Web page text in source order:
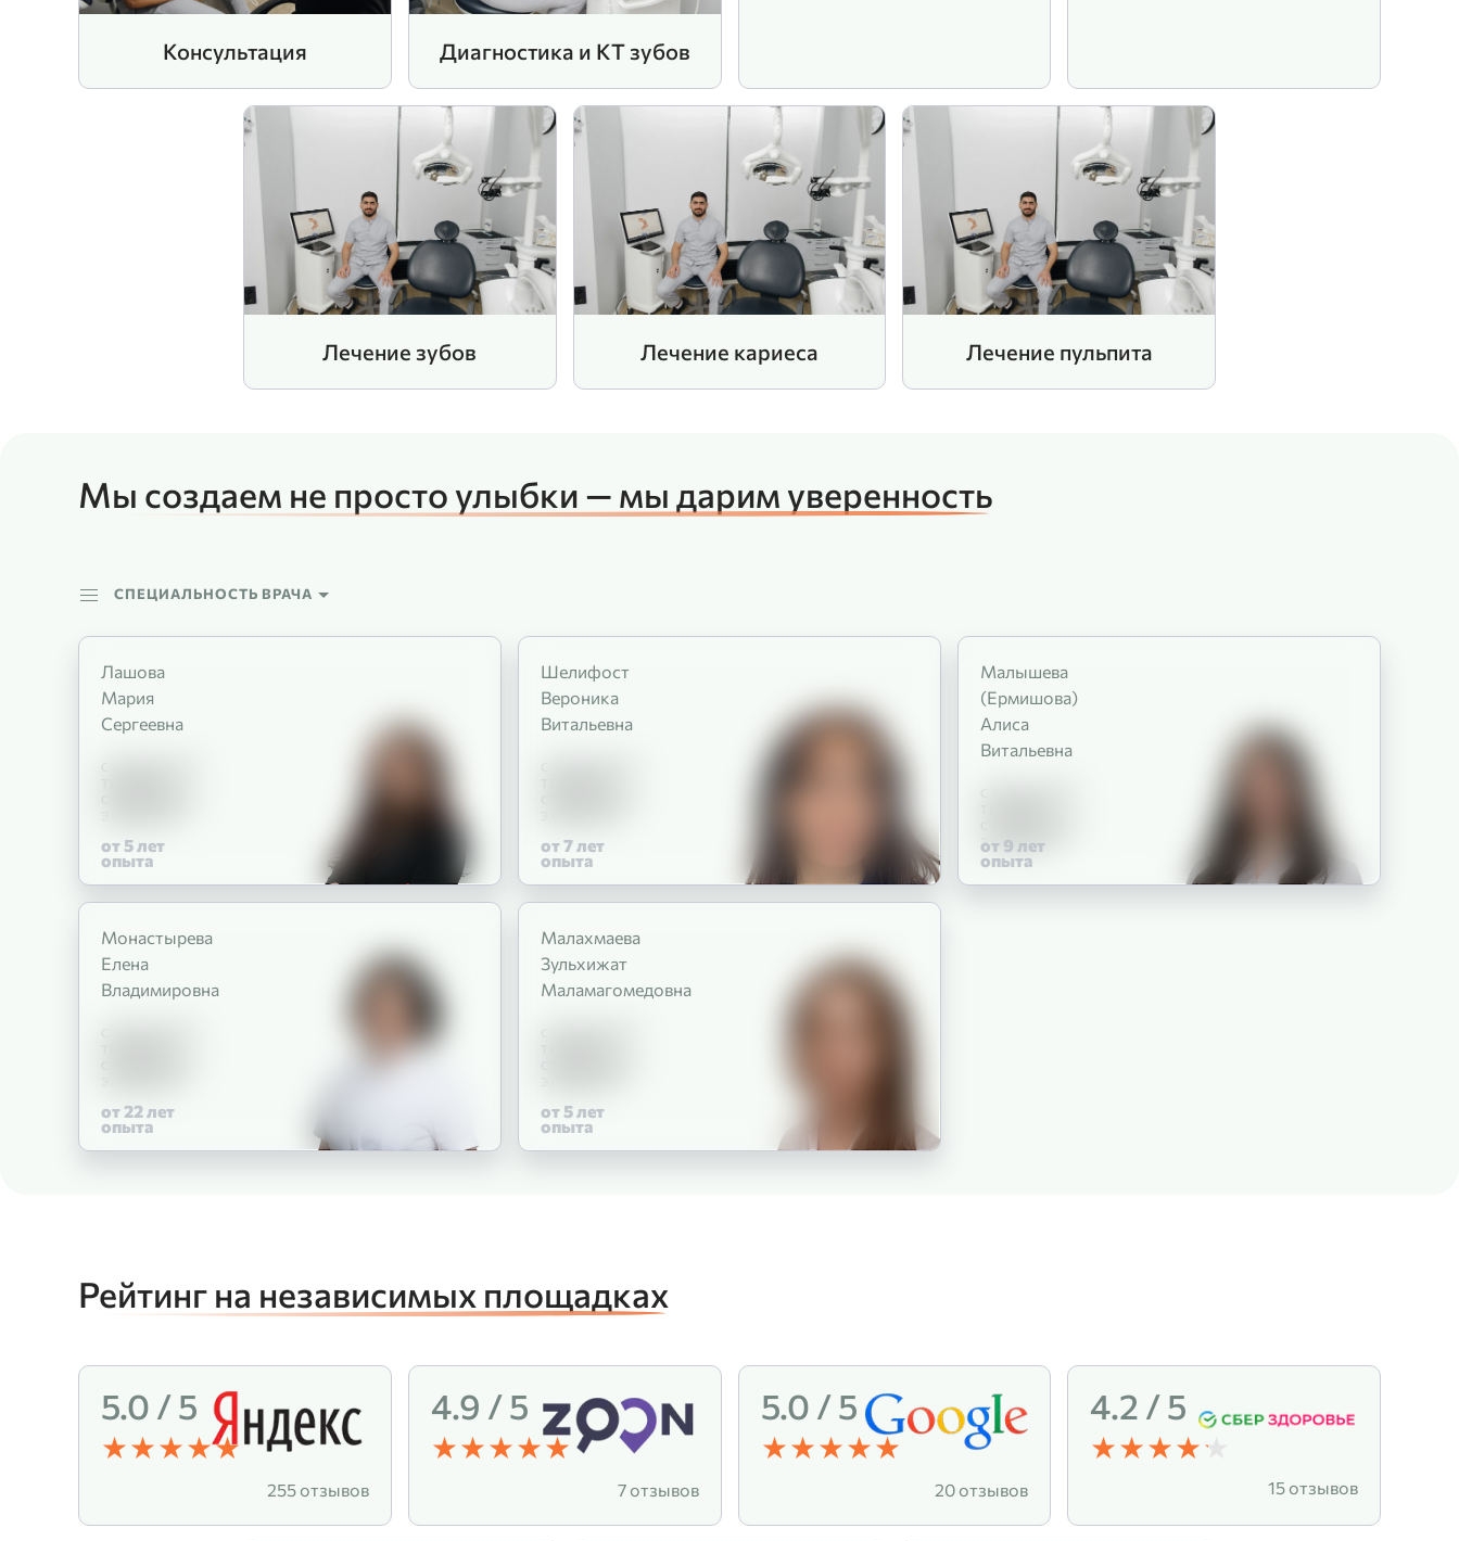
Консультация Диагностика и КТ зубов
Лечение зубов Лечение кариеса Лечение пульпита
Мы создаем не просто улыбки — мы дарим уверенность
СПЕЦИАЛЬНОСТЬ ВРАЧА
Лашова
Мария
Сергеевна
от 5 лет
опыта
Шелифост
Вероника
Витальевна
от 7 лет
опыта
Малышева
(Ермишова)
Алиса
Витальевна
ЭНДОДОНТ
от 9 лет
опыта
Монастырева
Елена
Владимировна
от 22 лет
опыта
Малахмаева
Зульхижат
Маламагомедовна
от 5 лет
опыта
Рейтинг на независимых площадках
255 отзывов
5.0 / 5
7 отзывов
4.9 / 5
20 отзывов
5.0 / 5
15 отзывов
4.2 / 5